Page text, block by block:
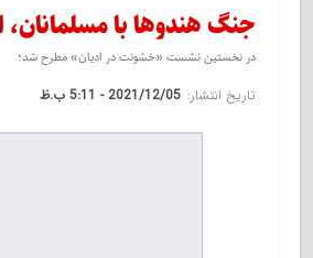
جنگ هندوها با مسلمانان،
در نخستین نشست «خشونت در ادیان» مطرح شد؛
تاریخ انتشار: 2021/12/05 - 5:11 ب.ظ